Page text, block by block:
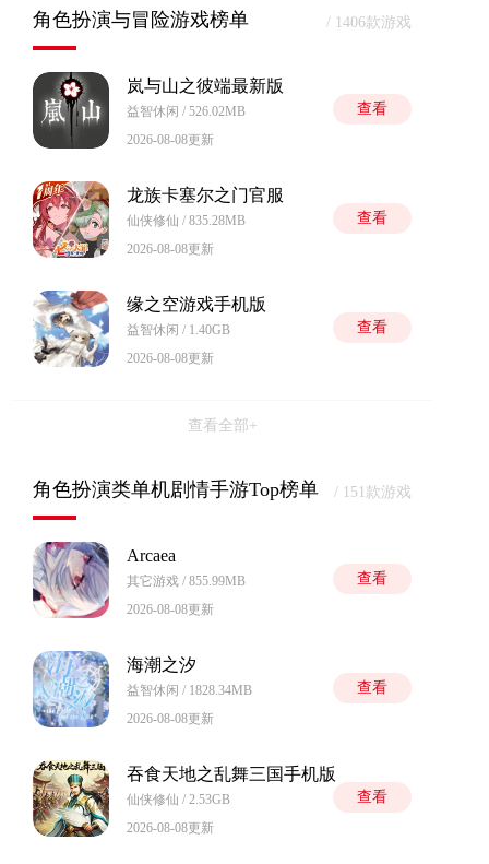
角色扮演与冒险游戏榜单 / 1406款游戏
岚与山之彼端最新版
益智休闲 / 526.02MB
2026-08-08更新
查看
龙族卡塞尔之门官服
仙侠修仙 / 835.28MB
2026-08-08更新
查看
缘之空游戏手机版
益智休闲 / 1.40GB
2026-08-08更新
查看
查看全部+
角色扮演类单机剧情手游Top榜单 / 151款游戏
Arcaea
其它游戏 / 855.99MB
2026-08-08更新
查看
海潮之汐
益智休闲 / 1828.34MB
2026-08-08更新
查看
吞食天地之乱舞三国手机版
仙侠修仙 / 2.53GB
2026-08-08更新
查看